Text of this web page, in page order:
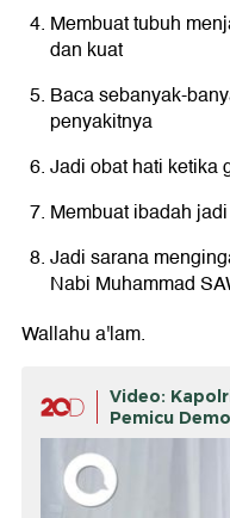
Membuat tubuh
dan kuat
Baca sebanyak-
penyakitnya
Jadi obat hati ketika
Membuat ibadah
Jadi sarana
Nabi Muhammad
Wallahu a'lam.
Video:
Pemicu